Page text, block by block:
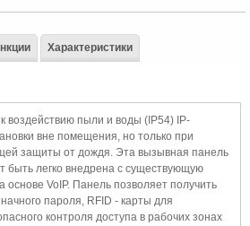
воздействию пыли и воды (IP54) IP-
вне помещения, но только при
защиты от дождя. Эта вызывная панель
быть легко внедрена с существующую
VoIP. Панель позволяет получить
пароля, RFID - карты для
контроля доступа в рабочих зонах
Характеристики